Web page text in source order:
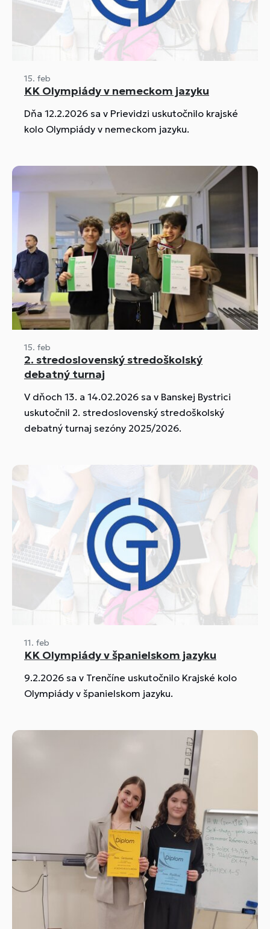
15. feb
KK Olympiády v nemeckom jazyku
Dňa 12.2.2026 sa v Prievidzi uskutočnilo krajské
kolo Olympiády v nemeckom jazyku.
15. feb
2. stredoslovenský stredoškolský
debatný turnaj
V dňoch 13. a 14.02.2026 sa v Banskej Bystrici
uskutočnil 2. stredoslovenský stredoškolský
debatný turnaj sezóny 2025/2026.
11. feb
KK Olympiády v španielskom jazyku
9.2.2026 sa v Trenčíne uskutočnilo Krajské kolo
Olympiády v španielskom jazyku.